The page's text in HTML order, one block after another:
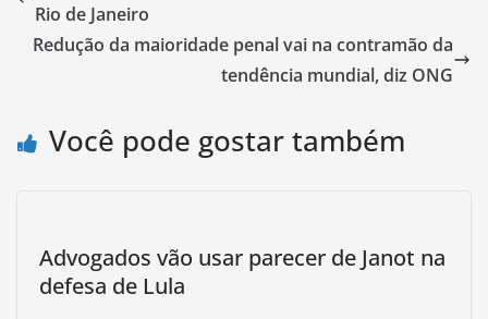
Rio de Janeiro
Redução da maioridade penal vai na contramão da
tendência mundial, diz ONG
Você pode gostar também
Advogados vão usar parecer de Janot na
defesa de Lula